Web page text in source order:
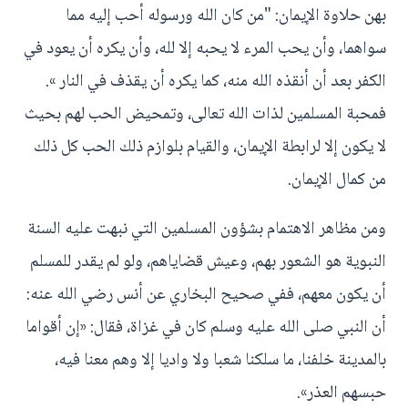
بهن حلاوة الإيمان: "من كان الله ورسوله أحب إليه مما
سواهما، وأن يحب المرء لا يحبه إلا لله، وأن يكره أن يعود في
الكفر بعد أن أنقذه الله منه، كما يكره أن يقذف في النار ».
فمحبة المسلمين لذات الله تعالى، وتمحيض الحب لهم بحيث
لا يكون إلا لرابطة الإيمان، والقيام بلوازم ذلك الحب كل ذلك
من كمال الإيمان.
ومن مظاهر الاهتمام بشؤون المسلمين التي نبهت عليه السنة
النبوية هو الشعور بهم، وعيش قضاياهم، ولو لم يقدر للمسلم
أن يكون معهم، ففي صحيح البخاري عن أنس رضي الله عنه:
أن النبي صلى الله عليه وسلم كان في غزاة، فقال: «إن أقواما
بالمدينة خلفنا، ما سلكنا شعبا ولا واديا إلا وهم معنا فيه،
حبسهم العذر».